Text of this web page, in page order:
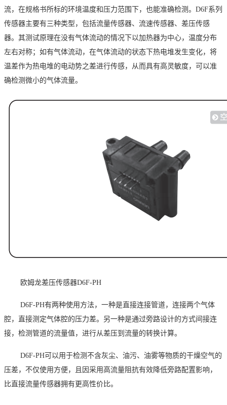
流，在规格书所标的环境温度和压力范围下，也能准确检测。 D6F系列
传感器主要有三种类型，包括流量传感器、流速传感器、差压传感
器。其测试原理在没有气体流动的情况下以加热器为中心，温度分布
左右对称；如有气体流动，在气体流动的状态下热电堆发生变化，将
温差作为热电堆的电动势之差进行传感，从而具有高灵敏度，可以准
确检测微小的气体流量。
欧姆龙差压传感器D6F-PH
D6F-PH有两种使用方法，一种是直接连接管道，连接两个气体
腔，直接测定气体腔的压力差。另一种是通过旁路设计的方式间接连
接，检测管道的流量值，进行从差压到流量的转换计算。
D6F-PH可以用于检测不含灰尘、油污、油雾等物质的干燥空气的
压差，不仅使用方便 ，且因采用高流量阻抗有效降低旁路配置影响 ，
比直接流量传感器拥有更高性价比。